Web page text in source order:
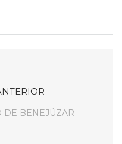
DE BENEJÚZAR